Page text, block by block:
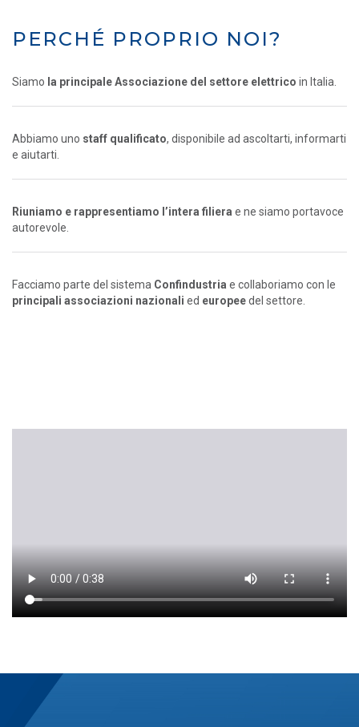
PERCHÉ PROPRIO NOI?
Siamo la principale Associazione del settore elettrico in Italia.
Abbiamo uno staff qualificato, disponibile ad ascoltarti, informarti
e aiutarti.
Riuniamo e rappresentiamo l’intera filiera e ne siamo portavoce
autorevole.
Facciamo parte del sistema Confindustria e collaboriamo con le
principali associazioni nazionali ed europeedel settore.